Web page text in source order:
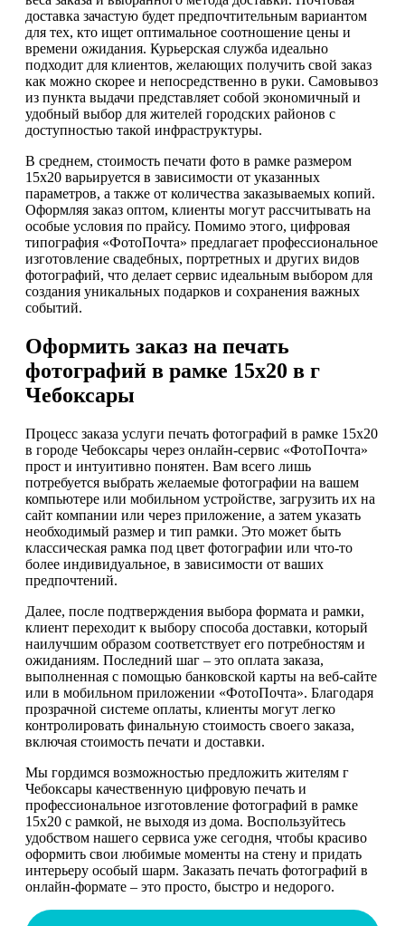
доставка зачастую будет предпочтительным вариантом
для тех, кто ищет оптимальное соотношение цены и
времени ожидания. Курьерская служба идеально
подходит для клиентов, желающих получить свой заказ
как можно скорее и непосредственно в руки. Самовывоз
из пункта выдачи представляет собой экономичный и
удобный выбор для жителей городских районов с
доступностью такой инфраструктуры.
В среднем, стоимость печати фото в рамке размером
15х20 варьируется в зависимости от указанных
параметров, а также от количества заказываемых копий.
Оформляя заказ оптом, клиенты могут рассчитывать на
особые условия по прайсу. Помимо этого, цифровая
типография «ФотоПочта» предлагает профессиональное
изготовление свадебных, портретных и других видов
фотографий, что делает сервис идеальным выбором для
создания уникальных подарков и сохранения важных
событий.
Оформить заказ на печать
фотографий в рамке 15х20 в г
Чебоксары
Процесс заказа услуги печать фотографий в рамке 15х20
в городе Чебоксары через онлайн-сервис «ФотоПочта»
прост и интуитивно понятен. Вам всего лишь
потребуется выбрать желаемые фотографии на вашем
компьютере или мобильном устройстве, загрузить их на
сайт компании или через приложение, а затем указать
необходимый размер и тип рамки. Это может быть
классическая рамка под цвет фотографии или что-то
более индивидуальное, в зависимости от ваших
предпочтений.
Далее, после подтверждения выбора формата и рамки,
клиент переходит к выбору способа доставки, который
наилучшим образом соответствует его потребностям и
ожиданиям. Последний шаг – это оплата заказа,
выполненная с помощью банковской карты на веб-сайте
или в мобильном приложении «ФотоПочта». Благодаря
прозрачной системе оплаты, клиенты могут легко
контролировать финальную стоимость своего заказа,
включая стоимость печати и доставки.
Мы гордимся возможностью предложить жителям г
Чебоксары качественную цифровую печать и
профессиональное изготовление фотографий в рамке
15х20 с рамкой, не выходя из дома. Воспользуйтесь
удобством нашего сервиса уже сегодня, чтобы красиво
оформить свои любимые моменты на стену и придать
интерьеру особый шарм. Заказать печать фотографий в
онлайн-формате – это просто, быстро и недорого.